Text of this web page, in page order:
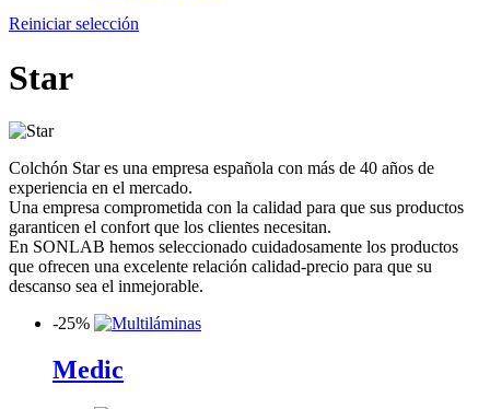
Reiniciar selección
Star
Colchón Star es una empresa española con más de 40 años de
experiencia en el mercado.
Una empresa comprometida con la calidad para que sus productos
garanticen el confort que los clientes necesitan.
En SONLAB hemos seleccionado cuidadosamente los productos
que ofrecen una excelente relación calidad-precio para que su
descanso sea el inmejorable.
-25%
Medic